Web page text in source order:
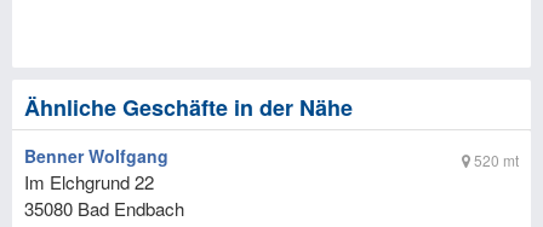
Ähnliche Geschäfte in der Nähe
520 mt
Benner Wolfgang
Im Elchgrund 22
35080 Bad Endbach